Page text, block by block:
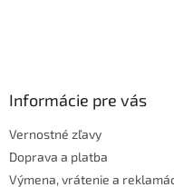
Informácie pre vás
Vernostné zľavy
Doprava a platba
Výmena, vrátenie a